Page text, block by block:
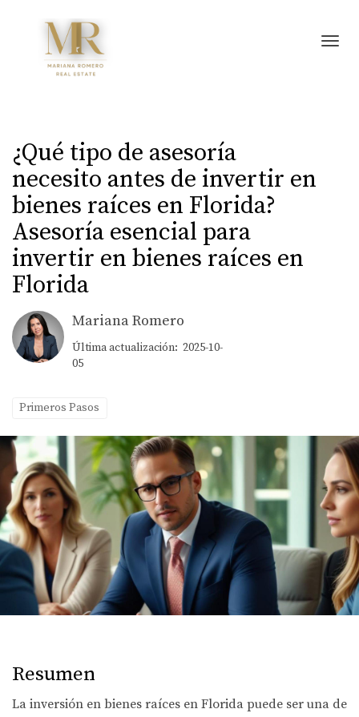
¿Qué tipo de asesoría
necesito antes de invertir en
bienes raíces en Florida?
Asesoría esencial para
invertir en bienes raíces en
Florida
Mariana Romero
Última actualización: 2025-10-
05
Primeros Pasos
Resumen
La inversión en bienes raíces en Florida puede ser una de